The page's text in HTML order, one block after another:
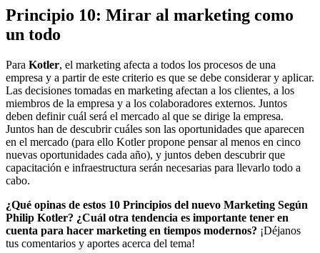
Principio 10: Mirar al marketing como
un todo
Para Kotler, el marketing afecta a todos los procesos de una
empresa y a partir de este criterio es que se debe considerar y aplicar.
Las decisiones tomadas en marketing afectan a los clientes, a los
miembros de la empresa y a los colaboradores externos. Juntos
deben definir cuál será el mercado al que se dirige la empresa.
Juntos han de descubrir cuáles son las oportunidades que aparecen
en el mercado (para ello Kotler propone pensar al menos en cinco
nuevas oportunidades cada año), y juntos deben descubrir que
capacitación e infraestructura serán necesarias para llevarlo todo a
cabo.
¿Qué opinas de estos 10 Principios del nuevo Marketing Según
Philip Kotler? ¿Cuál otra tendencia es importante tener en
cuenta para hacer marketing en tiempos modernos? ¡Déjanos
tus comentarios y aportes acerca del tema!